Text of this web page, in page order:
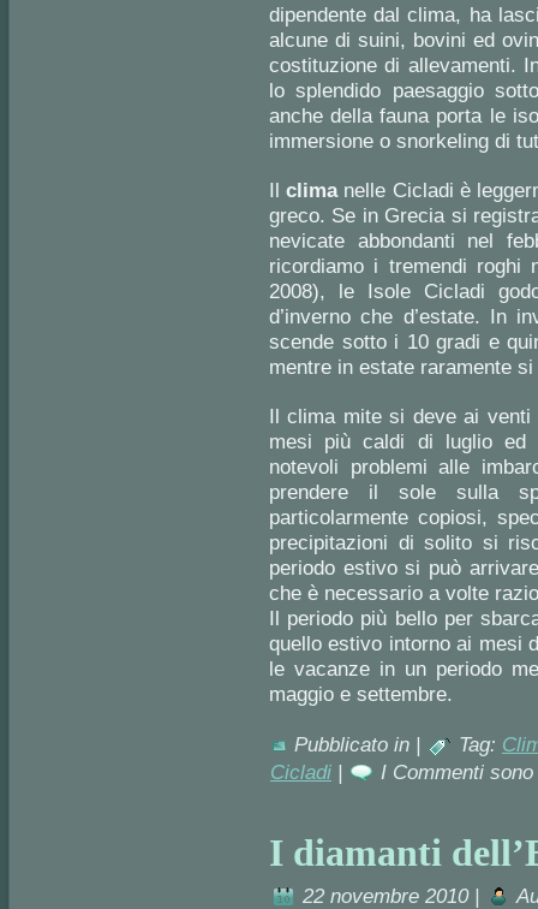
dipendente dal clima, ha
alcune di suini, bovini ed
costituzione di allevamenti.
lo splendido paesaggio
anche della fauna porta le
immersione o snorkeling di
Ilclimanelle Cicladi è
greco. Se in Grecia si
nevicate abbondanti nel
ricordiamo i tremendi roghi
2008), le Isole Cicladi
d’inverno che d’estate. In
scende sotto i 10 gradi e
mentre in estate raramente
Il clima mite si deve ai venti
mesi più caldi di luglio
notevoli problemi alle
prendere il sole sulla
particolarmente copiosi,
precipitazioni di solito si
periodo estivo si può
che è necessario a volte
Il periodo più bello per
quello estivo intorno ai mesi
le vacanze in un periodo
maggio e settembre.
Pubblicato in | Tag:
Cicladi | I Commenti
I diamanti
22 novembre 2010 |